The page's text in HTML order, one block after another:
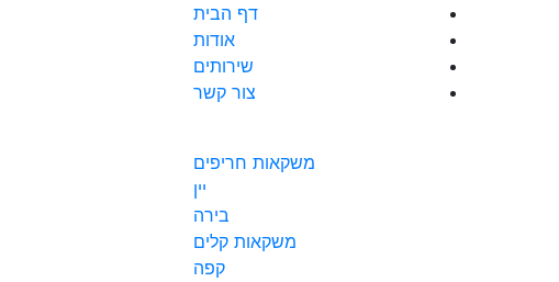
דף הבית
אודות
שירותים
צור קשר
משקאות חריפים
יין
בירה
משקאות קלים
קפה